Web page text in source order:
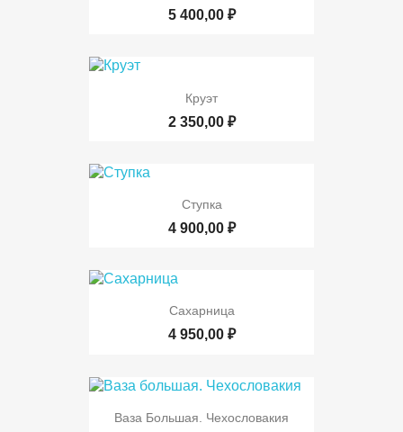
5 400,00 ₽
Круэт
2 350,00 ₽
Ступка
4 900,00 ₽
Сахарница
4 950,00 ₽
Ваза Большая. Чехословакия